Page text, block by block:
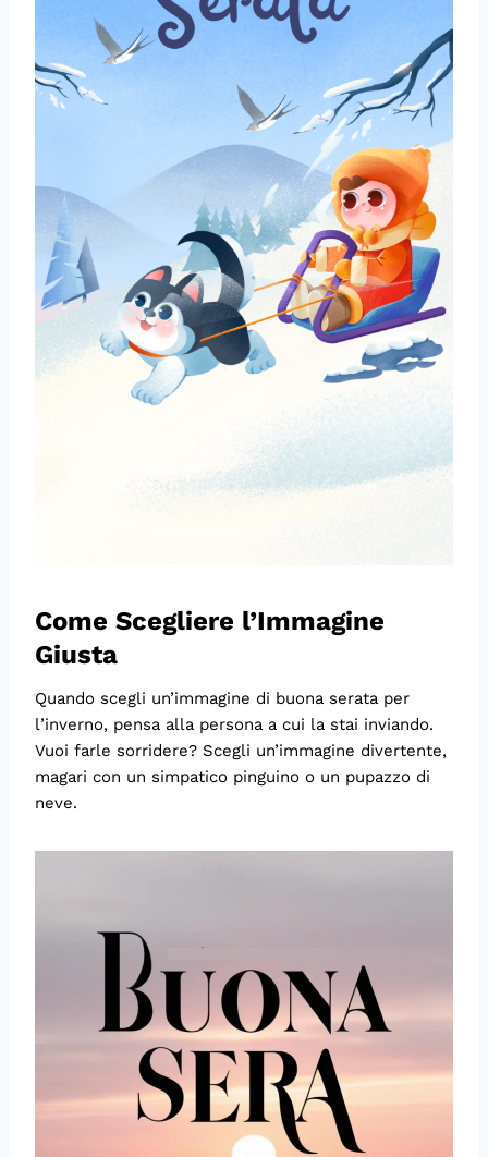
Come Scegliere l’Immagine
Giusta
Quando scegli un’immagine di buona serata per
l’inverno, pensa alla persona a cui la stai inviando.
Vuoi farle sorridere? Scegli un’immagine divertente,
magari con un simpatico pinguino o un pupazzo di
neve.